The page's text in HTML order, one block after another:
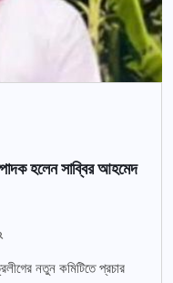
হলেন সাব্বির আহমেদ
নতুন কমিটিতে প্রচার